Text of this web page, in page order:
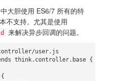
大胆使用 ES6/7 所有的特
不支持。尤其是使用
来解决异步回调的问题。
user.js
think.controller.base {